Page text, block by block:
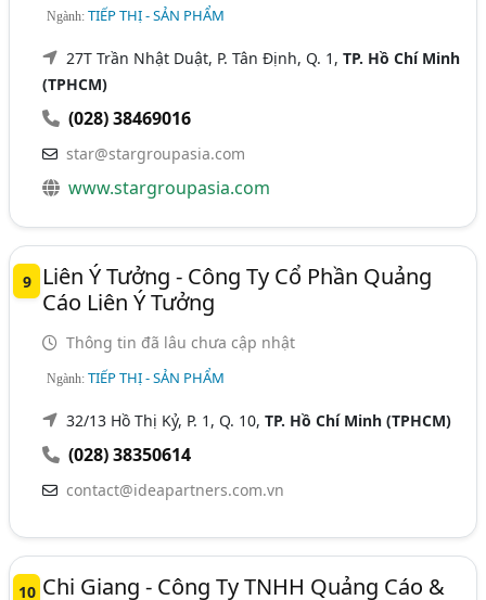
Ngành:TIẾP THỊ - SẢN PHẨM
27T Trần Nhật Duật, P. Tân Định, Q. 1,TP. Hồ Chí Minh
(TPHCM)
(028) 38469016
star@stargroupasia.com
www.stargroupasia.com
9
Liên Ý Tưởng - Công Ty Cổ Phần Quảng
Cáo Liên Ý Tưởng
Thông tin đã lâu chưa cập nhật
Ngành:TIẾP THỊ - SẢN PHẨM
32/13 Hồ Thị Kỷ, P. 1, Q. 10,TP. Hồ Chí Minh (TPHCM)
(028) 38350614
contact@ideapartners.com.vn
10 Chi Giang - Công Ty TNHH Quảng Cáo &